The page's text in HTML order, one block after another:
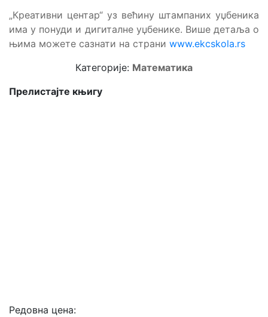
„Креативни центар“ уз већину штампаних уџбеника
има у понуди и дигиталне уџбенике. Више детаља о
њима можете сазнати на страни www.ekcskola.rs
Категорије: Математика
Прелистајте књигу
Редовна цена: